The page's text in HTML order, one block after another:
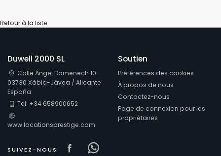
Retour à la liste
Duwell 2000 SL
Calle Ángel Domenech 10
03730 Xàbia-Jávea / Alicante
España
Tel: +34 658900652
www.locationsprestige.com
SUIVEZ-NOUS Visit our Facebook page
Visit our
Soutien
Préférences des cookies
À propos de nous
Contactez-nous
Page de connexion pour les
propriétaires